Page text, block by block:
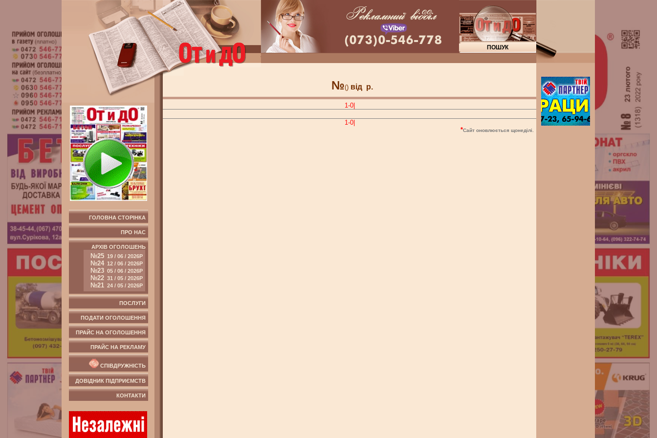
ГОЛОВНА СТОРІНКА
ПРО НАС
АРХІВ ОГОЛОШЕНЬ
№25 19 / 06 / 2026Р
№24 12 / 06 / 2026Р
№23 05 / 06 / 2026Р
№22 31 / 05 / 2026Р
№21 24 / 05 / 2026Р
ПОСЛУГИ
ПОДАТИ ОГОЛОШЕННЯ
ПРАЙС НА ОГОЛОШЕННЯ
ПРАЙС НА РЕКЛАМУ
СПІВДРУЖНІСТЬ
ДОВІДНИК ПІДПРИЄМСТВ
КОНТАКТИ
№() від р.
1-0|
1-0|
*Сайт оновлюється щонеділі.